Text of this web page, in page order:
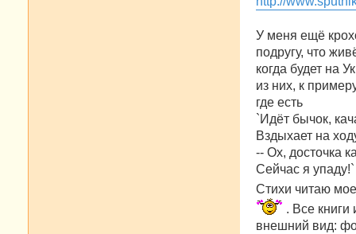
е
и
У меня ещё
подругу, что
когда будет на
из них, к
где есть
`Идёт бычок,
Вздыхает на
-- Ох, досточка
Сейчас я упаду!`
Стихи читаю
. Все
внешний вид: